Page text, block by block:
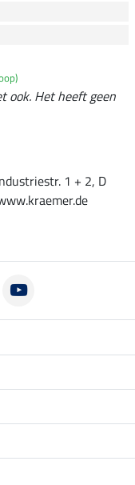
ook. Het heeft geen
1 + 2, D